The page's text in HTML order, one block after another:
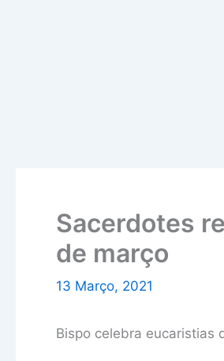
Sacerdotes
de março
13 Março, 2021
Bispo celebra eucaristias